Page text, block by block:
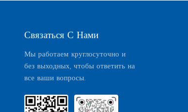
Связаться С Нами
Мы работаем круглосуточно и
без выходных, чтобы ответить на
все ваши вопросы.